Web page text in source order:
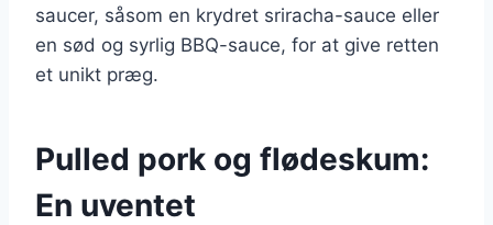
saucer, såsom en krydret sriracha-sauce eller
en sød og syrlig BBQ-sauce, for at give retten
et unikt præg.
Pulled pork og flødeskum:
En uventet